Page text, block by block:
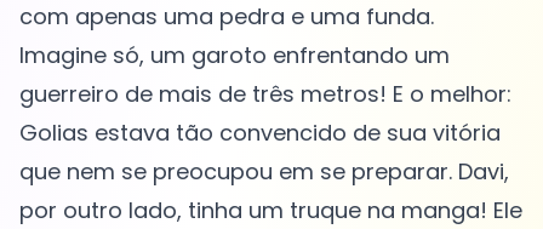
com apenas uma pedra e uma funda.
Imagine só, um garoto enfrentando um
guerreiro de mais de três metros! E o melhor:
Golias estava tão convencido de sua vitória
que nem se preocupou em se preparar. Davi,
por outro lado, tinha um truque na manga! Ele